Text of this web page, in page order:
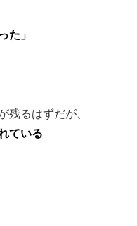
た」
残るはずだが、
ている